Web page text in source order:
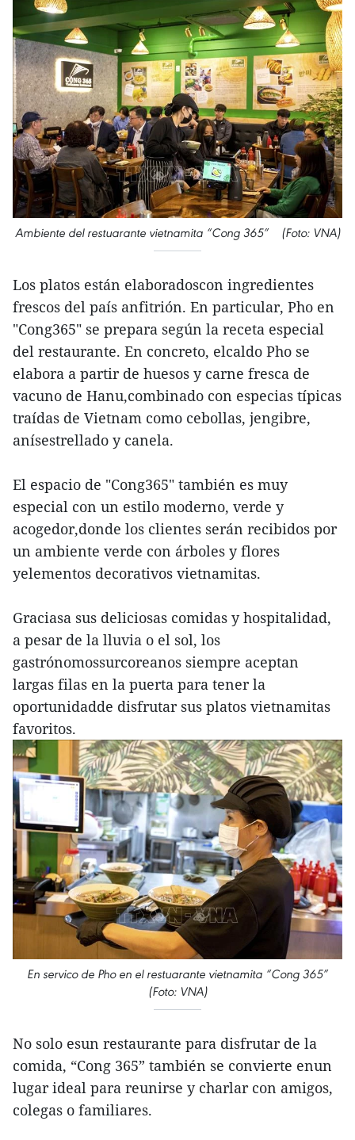
Ambiente del restuarante vietnamita “Cong 365” (Foto: VNA)
Los platos están elaboradoscon ingredientes
frescos del país anfitrión. En particular, Pho en
"Cong365" se prepara según la receta especial
del restaurante. En concreto, elcaldo Pho se
elabora a partir de huesos y carne fresca de
vacuno de Hanu,combinado con especias típicas
traídas de Vietnam como cebollas, jengibre,
anísestrellado y canela.
El espacio de "Cong365" también es muy
especial con un estilo moderno, verde y
acogedor,donde los clientes serán recibidos por
un ambiente verde con árboles y flores
yelementos decorativos vietnamitas.
Graciasa sus deliciosas comidas y hospitalidad,
a pesar de la lluvia o el sol, los
gastrónomossurcoreanos siempre aceptan
largas filas en la puerta para tener la
oportunidadde disfrutar sus platos vietnamitas
favoritos.
En servico de Pho en el restuarante vietnamita “Cong 365”
(Foto: VNA)
No solo esun restaurante para disfrutar de la
comida, “Cong 365” también se convierte enun
lugar ideal para reunirse y charlar con amigos,
colegas o familiares.